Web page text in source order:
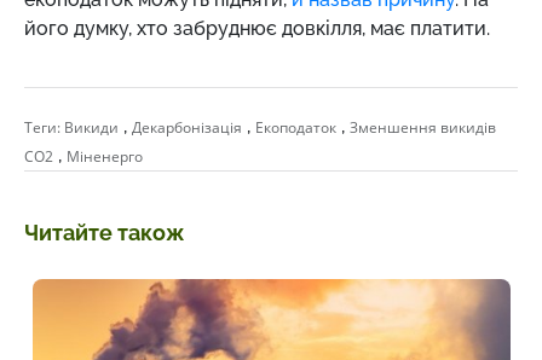
його думку, хто забруднює довкілля, має платити.
Теги: Викиди , Декарбонізація , Екоподаток , Зменшення викидів
СО2 , Міненерго
Читайте також